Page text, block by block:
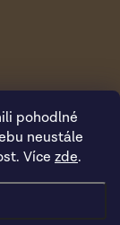
pohodlné
neustále
Více zde.